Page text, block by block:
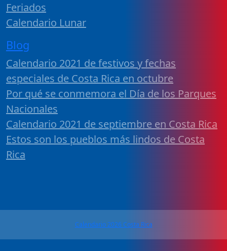
Feriados
Calendario Lunar
Blog
Calendario 2021 de festivos y fechas
especiales de Costa Rica en octubre
Por qué se conmemora el Día de los Parques
Nacionales
Calendario 2021 de septiembre en Costa Rica
Estos son los pueblos más lindos de Costa
Rica
Calendario 2026 Costa Rica